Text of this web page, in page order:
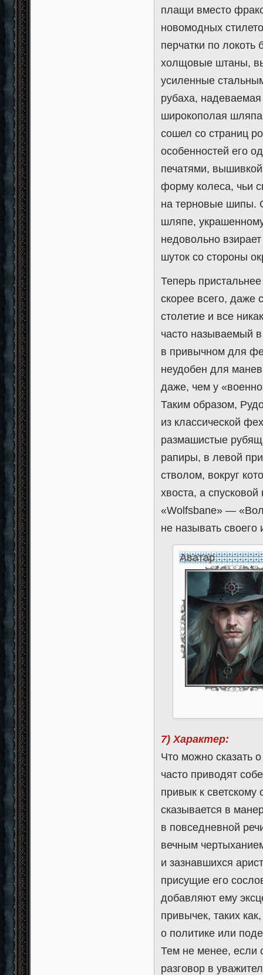
плащи вместо
новомодных
перчатки по
холщовые штаны,
усиленные
рубаха,
широкополая
сошел со страниц
особенностей его
печатями,
форму колеса, чьи
на терновые шипы.
шляпе,
недовольно
шуток со стороны
Теперь
скорее всего, даже
столетие и все
часто называемый
в привычном для
неудобен для
даже, чем у
Таким образом,
из классической
размашистые
рапиры, в левой
стволом, вокруг
хвоста, а
«Wolfsbane» —
не называть своего
Аватар
7) Характер:
Что можно сказать
часто приводят
привык к
сказывается в
в повседневной
вечным
и зазнавшихся
присущие его
добавляют ему
привычек, таких
о политике или
Тем не менее, если
разговор в